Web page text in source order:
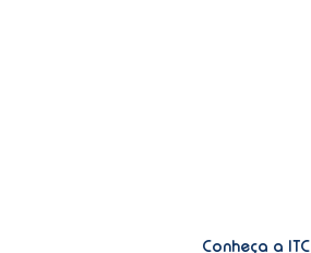
Conheça a ITC